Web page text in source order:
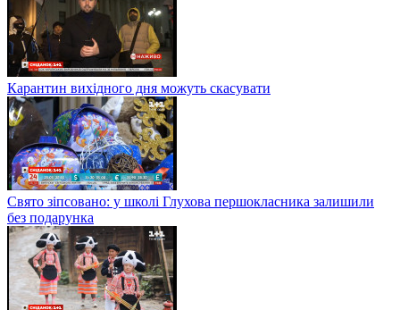
Карантин вихідного дня можуть скасувати
Свято зіпсовано: у школі Глухова першокласника залишили
без подарунка